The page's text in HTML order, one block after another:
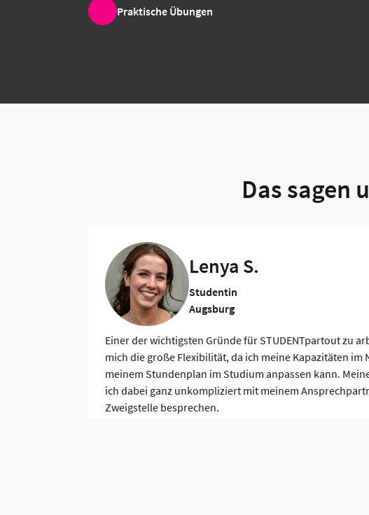
Praktische Übungen
Das sagen
Lenya S.
Studentin
Augsburg
Einer der wichtigsten Gründe für STUDENTpartout zu
mich die große Flexibilität, da ich meine Kapazitäten im
meinem Stundenplan im Studium anpassen kann.
ich dabei ganz unkompliziert mit meinem
Zweigstelle besprechen.